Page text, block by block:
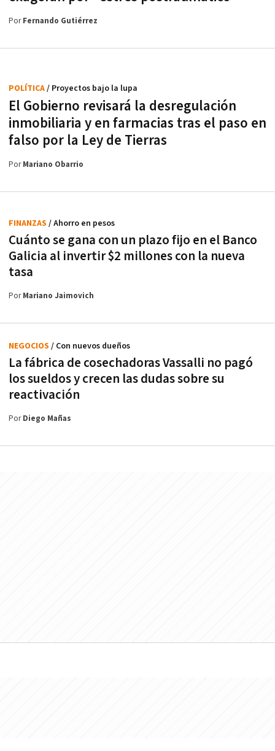
PorFernando Gutiérrez
El Gobierno revisará la desregulación
inmobiliaria y en farmacias tras el paso en
falso por la Ley de Tierras
POLÍTICA/ Proyectos bajo la lupa
PorMariano Obarrio
Cuánto se gana con un plazo fijo en el Banco
Galicia al invertir $2 millones con la nueva
tasa
FINANZAS / Ahorro en pesos
PorMariano Jaimovich
La fábrica de cosechadoras Vassalli no pagó
los sueldos y crecen las dudas sobre su
reactivación
NEGOCIOS / Con nuevos dueños
PorDiego Mañas